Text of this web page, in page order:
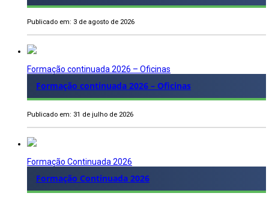
Publicado em: 3 de agosto de 2026
Formação continuada 2026 – Oficinas
Formação continuada 2026 – Oficinas
Publicado em: 31 de julho de 2026
Formação Continuada 2026
Formação Continuada 2026